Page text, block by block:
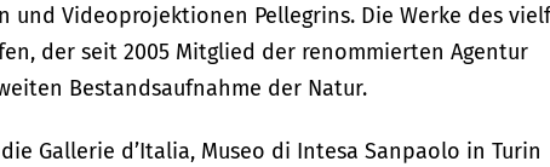
und Videoprojektionen Pellegrins. Die Werke des
der seit 2005 Mitglied der renommierten Agentur
Bestandsaufnahme der Natur.
Gallerie d’Italia, Museo di Intesa Sanpaolo in Turin